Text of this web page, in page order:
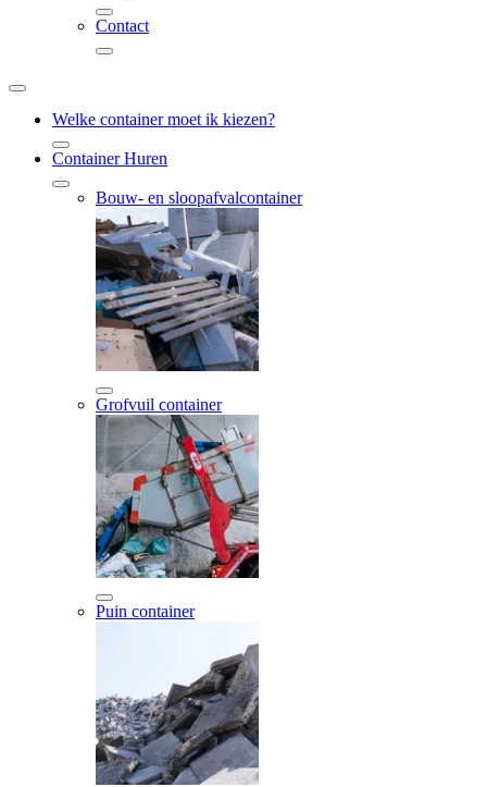
Contact
Welke container moet ik kiezen?
Container Huren
Bouw- en sloopafvalcontainer
Grofvuil container
Puin container